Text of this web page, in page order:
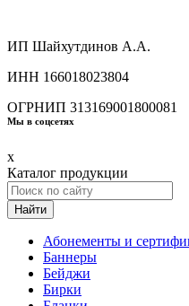
ИП Шайхутдинов А.А.
ИНН 166018023804
ОГРНИП 313169001800081
Мы в соцсетях
x
Каталог продукции
Найти
Абонементы и
Баннеры
Бейджи
Бирки